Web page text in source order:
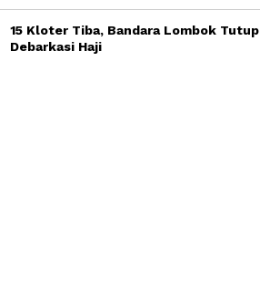
15 Kloter Tiba, Bandara Lombok Tutup
Debarkasi Haji